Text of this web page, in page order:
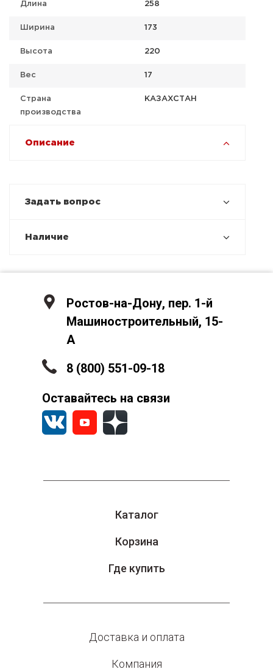
Длина 258
Ширина 173
Высота 220
Вес 17
Страна
производства
КАЗАХСТАН
Описание
Задать вопрос
Наличие
Каталог
Корзина
Где купить
Доставка и оплата
Компания
Ростов-на-Дону, пер. 1-й
Машиностроительный, 15-
А
8 (800) 551-09-18
Оставайтесь на связи